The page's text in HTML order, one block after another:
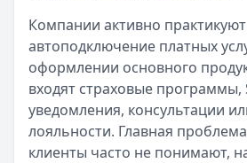
Компании активно практикуют
автоподключение платных
оформлении основного
входят страховые программы,
уведомления, консультации
лояльности. Главная
клиенты часто не понимают,